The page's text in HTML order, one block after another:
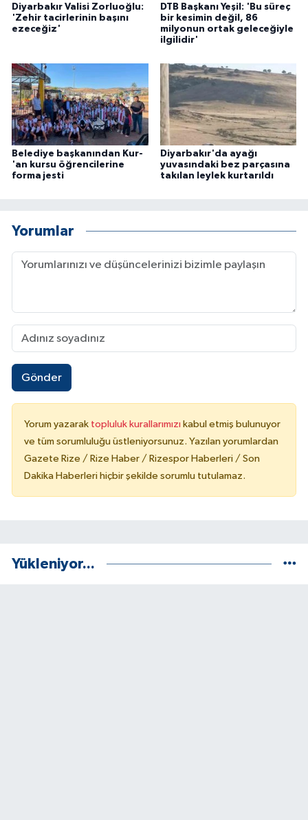
Diyarbakır Valisi Zorluoğlu:
'Zehir tacirlerinin başını
ezeceğiz'
DTB Başkanı Yeşil: 'Bu süreç
bir kesimin değil, 86
milyonun ortak geleceğiyle
ilgilidir'
Belediye başkanından Kur-
'an kursu öğrencilerine
forma jesti
Diyarbakır'da ayağı
yuvasındaki bez parçasına
takılan leylek kurtarıldı
Yorumlar
Gönder
Yorum yazarak topluluk kurallarımızı kabul etmiş bulunuyor
ve tüm sorumluluğu üstleniyorsunuz. Yazılan yorumlardan
Gazete Rize / Rize Haber / Rizespor Haberleri / Son
Dakika Haberleri hiçbir şekilde sorumlu tutulamaz.
Yükleniyor...